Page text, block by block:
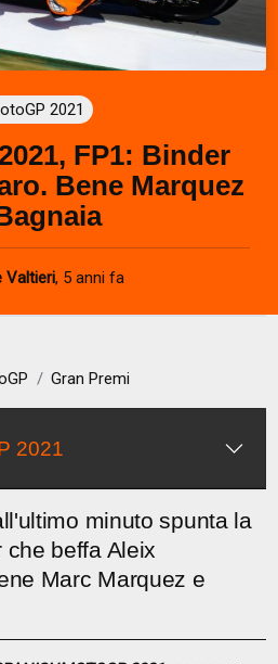
2021
FP1: Binder
Bene Marquez
Valtieri, 5 anni fa
Gran Premi
2021
minuto spunta la
che beffa Aleix
Marc Marquez e